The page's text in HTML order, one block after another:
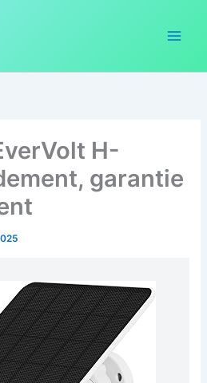
H-
garantie